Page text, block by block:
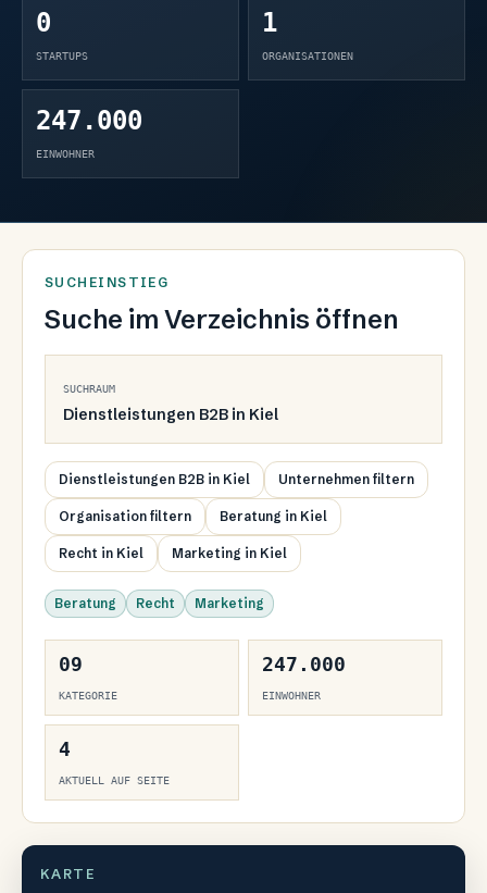
0
STARTUPS
1
ORGANISATIONEN
247.000
EINWOHNER
SUCHEINSTIEG
Suche im Verzeichnis öffnen
SUCHRAUM
Dienstleistungen B2B in Kiel
Dienstleistungen B2B in Kiel Unternehmen filtern
Organisation filtern Beratung in Kiel
Recht in Kiel Marketing in Kiel
Beratung Recht Marketing
09
KATEGORIE
247.000
EINWOHNER
4
AKTUELL AUF SEITE
KARTE